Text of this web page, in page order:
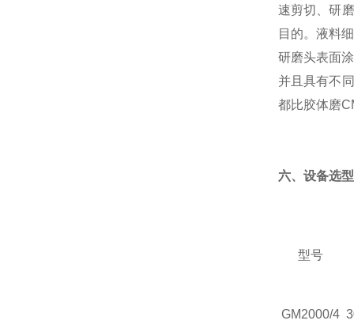
速剪切、研
目的。液料
研磨头表面
并且具有不
都比胶体磨
六、 设备选
型号
GM2000/4